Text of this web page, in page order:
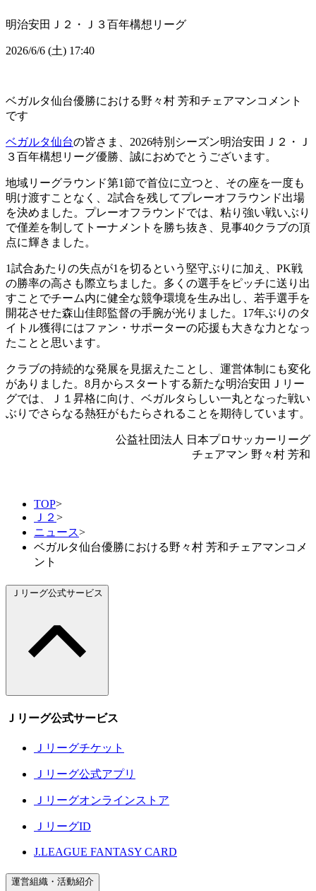
明治安田Ｊ２・Ｊ３百年構想リーグ
2026/6/6 (土) 17:40
ベガルタ仙台優勝における野々村 芳和チェアマンコメント
です
ベガルタ仙台の皆さま、2026特別シーズン明治安田Ｊ２・Ｊ
３百年構想リーグ優勝、誠におめでとうございます。
地域リーグラウンド第1節で首位に立つと、その座を一度も
明け渡すことなく、2試合を残してプレーオフラウンド出場
を決めました。プレーオフラウンドでは、粘り強い戦いぶり
で僅差を制してトーナメントを勝ち抜き、見事40クラブの頂
点に輝きました。
1試合あたりの失点が1を切るという堅守ぶりに加え、PK戦
の勝率の高さも際立ちました。多くの選手をピッチに送り出
すことでチーム内に健全な競争環境を生み出し、若手選手を
開花させた森山佳郎監督の手腕が光りました。17年ぶりのタ
イトル獲得にはファン・サポーターの応援も大きな力となっ
たことと思います。
クラブの持続的な発展を見据えたことし、運営体制にも変化
がありました。8月からスタートする新たな明治安田Ｊリー
グでは、Ｊ１昇格に向け、ベガルタらしい一丸となった戦い
ぶりでさらなる熱狂がもたらされることを期待しています。
公益社団法人 日本プロサッカーリーグ
チェアマン 野々村 芳和
TOP>
Ｊ２ >
ニュース>
ベガルタ仙台優勝における野々村 芳和チェアマンコメ
ント
Ｊリーグ公式サービス
Ｊリーグ公式サービス
Ｊリーグチケット
Ｊリーグ公式アプリ
Ｊリーグオンラインストア
ＪリーグID
J.LEAGUE FANTASY CARD
運営組織・活動紹介